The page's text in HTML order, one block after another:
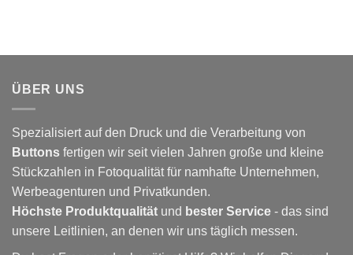
ÜBER UNS
Spezialisiert auf den Druck und die Verarbeitung von
Buttons fertigen wir seit vielen Jahren große und kleine
Stückzahlen in Fotoqualität für namhafte Unternehmen,
Werbeagenturen und Privatkunden.
Höchste Produktqualität und bester Service - das sind
unsere Leitlinien, an denen wir uns täglich messen.